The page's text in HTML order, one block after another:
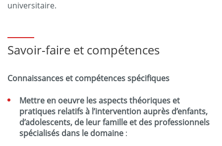
universitaire.
Savoir-faire et compétences
Connaissances et compétences spécifiques
Mettre en oeuvre les aspects théoriques et
pratiques relatifs à l’intervention auprès d’enfants,
d’adolescents, de leur famille et des professionnels
spécialisés dans le domaine :